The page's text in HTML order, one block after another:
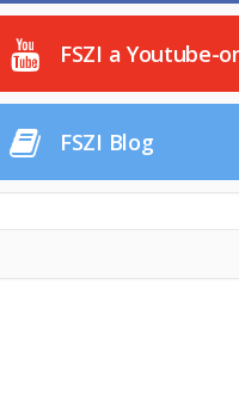
FSZI a Youtube-
FSZI Blog